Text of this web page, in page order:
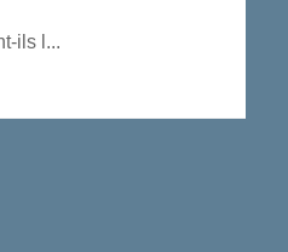
ils l...